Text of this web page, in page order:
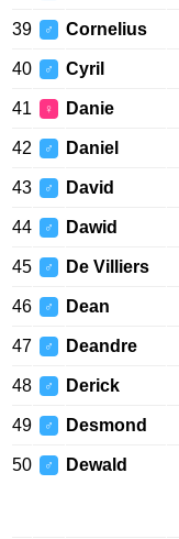
39 ♂ Cornelius
40 ♂ Cyril
41 ♀ Danie
42 ♂ Daniel
43 ♂ David
44 ♂ Dawid
45 ♂ De Villiers
46 ♂ Dean
47 ♂ Deandre
48 ♂ Derick
49 ♂ Desmond
50 ♂ Dewald